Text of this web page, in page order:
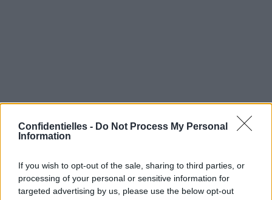
Confidentielles - Do Not Process My Personal
Information
If you wish to opt-out of the sale, sharing to third parties, or
processing of your personal or sensitive information for
targeted advertising by us, please use the below opt-out
Vous en voulez encore ?